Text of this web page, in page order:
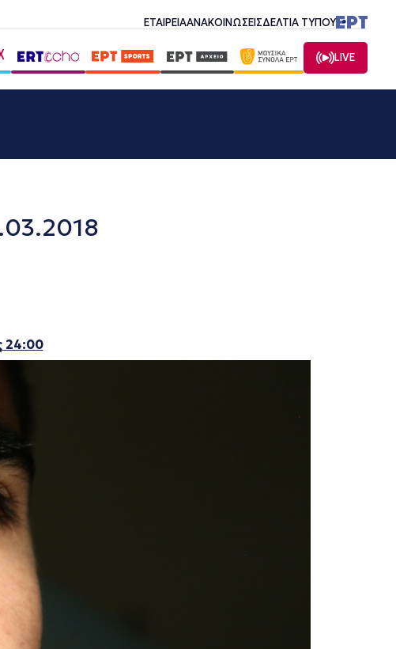
ΕΤΑΙΡΕΙΑΑΝΑΚΟΙΝΩΣΕΙΣΔΕΛΤΙΑ ΤΥΠΟΥ
LIVE
24:00